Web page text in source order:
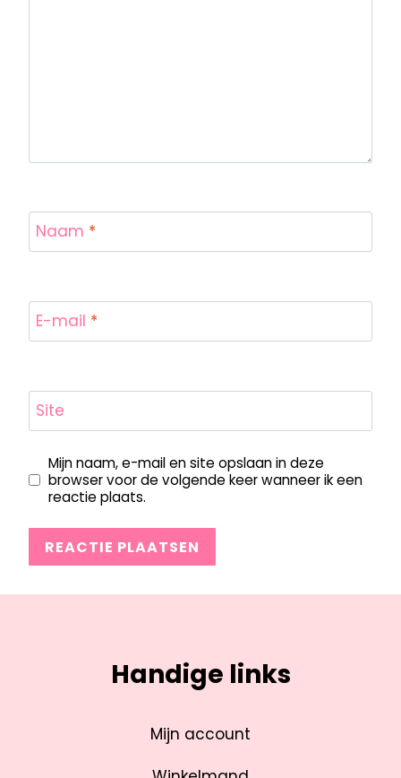
Naam *
E-mail *
Site
Mijn naam, e-mail en site opslaan in deze
browser voor de volgende keer wanneer ik een
reactie plaats.
Handige links
Mijn account